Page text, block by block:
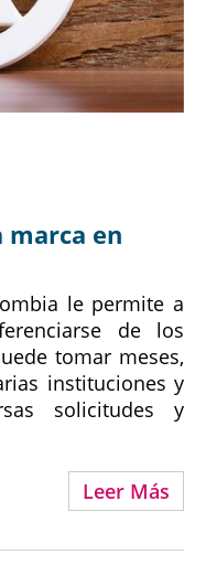
marca en
le permite a
de los
tomar meses,
instituciones y
solicitudes y
Leer Más